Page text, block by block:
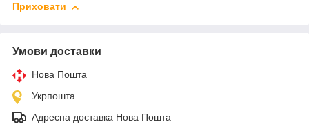
Приховати
Умови доставки
Нова Пошта
Укрпошта
Адресна доставка Нова Пошта